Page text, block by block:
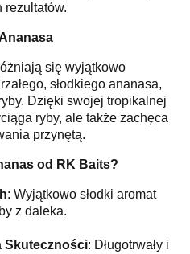
rezultatów.
się wyjątkowo
słodkiego ananasa,
Dzięki swojej tropikalnej
ryby, ale także zachęca
przynętą.
od RK Baits?
: Wyjątkowo słodki aromat
z daleka.
Skuteczności: Długotrwały i